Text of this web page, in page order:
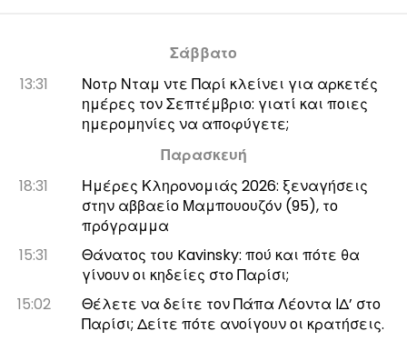
Σάββατο
13:31
Νοτρ Νταμ ντε Παρί κλείνει για αρκετές
ημέρες τον Σεπτέμβριο: γιατί και ποιες
ημερομηνίες να αποφύγετε;
Παρασκευή
18:31
Ημέρες Κληρονομιάς 2026: ξεναγήσεις
στην αββαείο Μαμπουουζόν (95), το
πρόγραμμα
15:31
Θάνατος του Kavinsky: πού και πότε θα
γίνουν οι κηδείες στο Παρίσι;
15:02
Θέλετε να δείτε τον Πάπα Λέοντα ΙΔ’ στο
Παρίσι; Δείτε πότε ανοίγουν οι κρατήσεις.